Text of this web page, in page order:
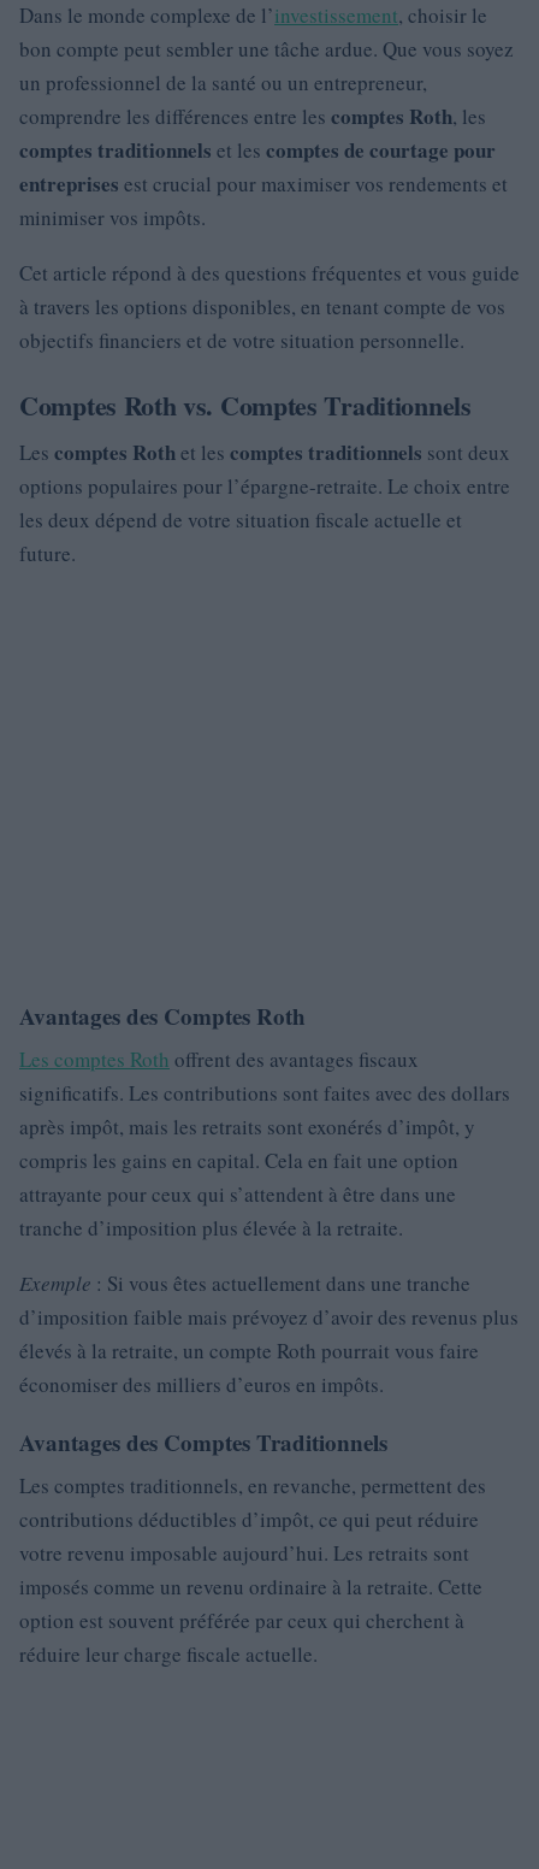
Dans le monde complexe de l’investissement, choisir le
bon compte peut sembler une tâche ardue. Que vous soyez
un professionnel de la santé ou un entrepreneur,
comprendre les différences entre les comptes Roth, les
comptes traditionnels et les comptes de courtage pour
entreprises est crucial pour maximiser vos rendements et
minimiser vos impôts.
Cet article répond à des questions fréquentes et vous guide
à travers les options disponibles, en tenant compte de vos
objectifs financiers et de votre situation personnelle.
Comptes Roth vs. Comptes Traditionnels
Les comptes Rothet les comptes traditionnels sont deux
options populaires pour l’épargne-retraite. Le choix entre
les deux dépend de votre situation fiscale actuelle et
future.
Avantages des Comptes Roth
Les comptes Roth offrent des avantages fiscaux
significatifs. Les contributions sont faites avec des dollars
après impôt, mais les retraits sont exonérés d’impôt, y
compris les gains en capital. Cela en fait une option
attrayante pour ceux qui s’attendent à être dans une
tranche d’imposition plus élevée à la retraite.
Exemple : Si vous êtes actuellement dans une tranche
d’imposition faible mais prévoyez d’avoir des revenus plus
élevés à la retraite, un compte Roth pourrait vous faire
économiser des milliers d’euros en impôts.
Avantages des Comptes Traditionnels
Les comptes traditionnels, en revanche, permettent des
contributions déductibles d’impôt, ce qui peut réduire
votre revenu imposable aujourd’hui. Les retraits sont
imposés comme un revenu ordinaire à la retraite. Cette
option est souvent préférée par ceux qui cherchent à
réduire leur charge fiscale actuelle.